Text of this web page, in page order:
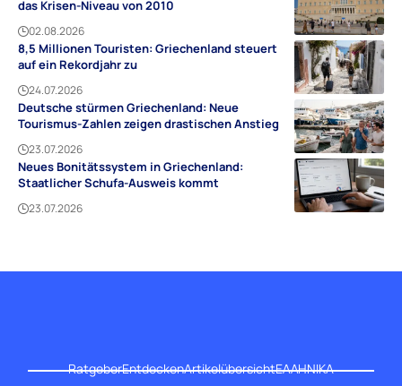
das Krisen-Niveau von 2010
02.08.2026
8,5 Millionen Touristen: Griechenland steuert
auf ein Rekordjahr zu
24.07.2026
Deutsche stürmen Griechenland: Neue
Tourismus-Zahlen zeigen drastischen Anstieg
23.07.2026
Neues Bonitätssystem in Griechenland:
Staatlicher Schufa-Ausweis kommt
23.07.2026
RatgeberEntdeckenArtikelübersichtΕΛΛΗΝΙΚΑ